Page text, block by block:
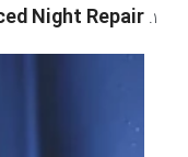
Night Repair